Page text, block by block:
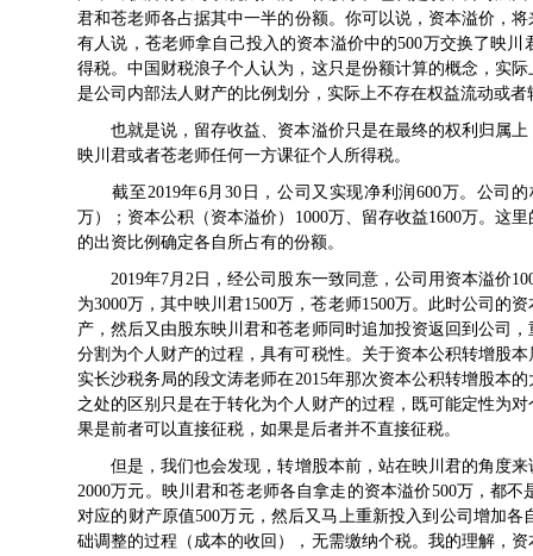
君和苍老师各占据其中一半的份额。你可以说，资本溢价，
有人说，苍老师拿自己投入的资本溢价中的500万交换了映
得税。中国财税浪子个人认为，这只是份额计算的概念，实
是公司内部法人财产的比例划分，实际上不存在权益流动或
也就是说，留存收益、资本溢价只是在最终的权利归属上
映川君或者苍老师任何一方课征个人所得税。
截至2019年6月30日，公司又实现净利润600万。公司的
万）；资本公积（资本溢价）1000万、留存收益1600万。这
的出资比例确定各自所占有的份额。
2019年7月2日，经公司股东一致同意，公司用资本溢价
为3000万，其中映川君1500万，苍老师1500万。此时公司的
产，然后又由股东映川君和苍老师同时追加投资返回到公司
分割为个人财产的过程，具有可税性。关于资本公积转增股
实长沙税务局的段文涛老师在2015年那次资本公积转增股本
之处的区别只是在于转化为个人财产的过程，既可能定性为
果是前者可以直接征税，如果是后者并不直接征税。
但是，我们也会发现，转增股本前，站在映川君的角度来
2000万元。映川君和苍老师各自拿走的资本溢价500万，都
对应的财产原值500万元，然后又马上重新投入到公司增加
础调整的过程（成本的收回），无需缴纳个税。我的理解，